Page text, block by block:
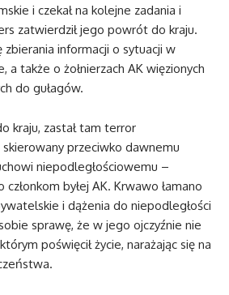
i czekał na kolejne zadania i
zatwierdził jego powrót do kraju.
zbierania informacji o sytuacji w
a także o żołnierzach AK więzionych
do gułagów.
kraju, zastał tam terror
skierowany przeciwko dawnemu
niepodległościowemu –
byłej AK. Krwawo łamano
i dążenia do niepodległości
sprawę, że w jego ojczyźnie nie
poświęcił życie, narażając się na